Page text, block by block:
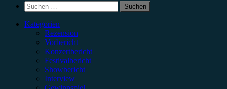
Suchen
nach:
Kategorien
Rezension
Vorbericht
Konzertbericht
Festivalbericht
Showbericht
Interview